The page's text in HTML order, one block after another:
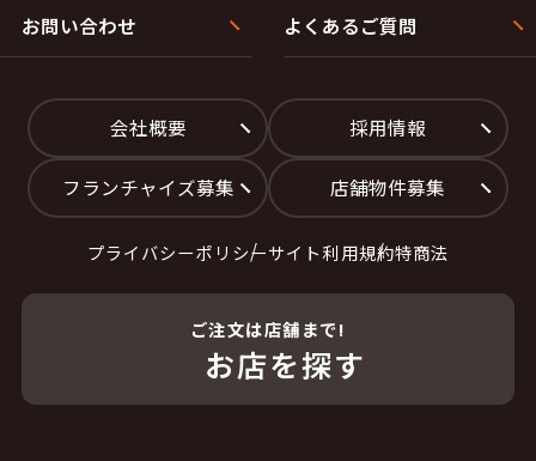
お問い合わせ よくあるご質問
会社概要 採用情報
フランチャイズ募集 店舗物件募集
プライバシーポリシーサイト利用規約特商法
ご注文は店舗まで!
お店を探す